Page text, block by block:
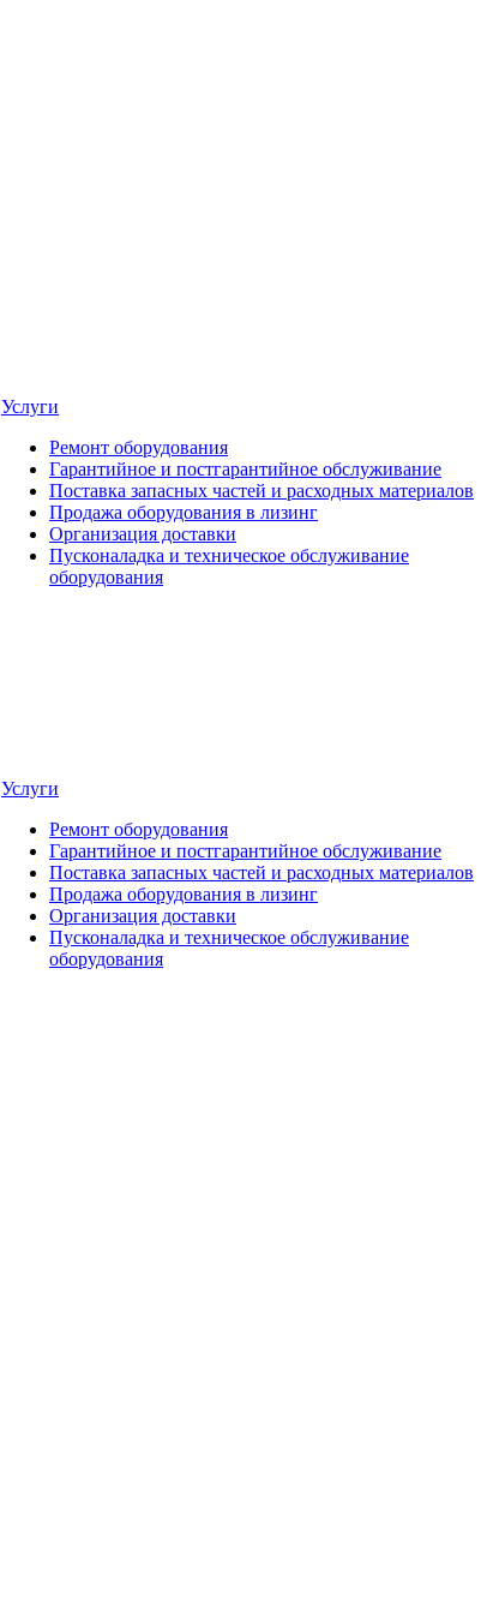
Услуги
Ремонт оборудования
Гарантийное и постгарантийное обслуживание
Поставка запасных частей и расходных материалов
Продажа оборудования в лизинг
Организация доставки
Пусконаладка и техническое обслуживание
оборудования
Услуги
Ремонт оборудования
Гарантийное и постгарантийное обслуживание
Поставка запасных частей и расходных материалов
Продажа оборудования в лизинг
Организация доставки
Пусконаладка и техническое обслуживание
оборудования